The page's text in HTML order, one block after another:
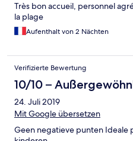
Très bon accueil, personnel
la plage
Aufenthalt von 2 Nächten
Verifizierte Bewertung
10/10 –
24. Juli 2019
Mit Google übersetzen
Geen negatieve punten Ideale